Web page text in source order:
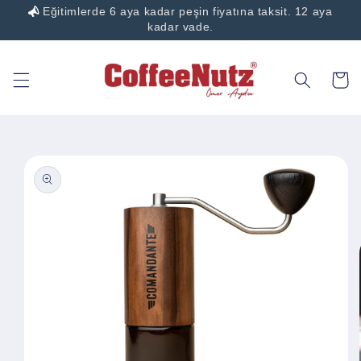
Eğitimlerde 6 aya kadar peşin fiyatına taksit. 12 aya
kadar vade.
İçeriğe
Sepet
bilgisine
atla